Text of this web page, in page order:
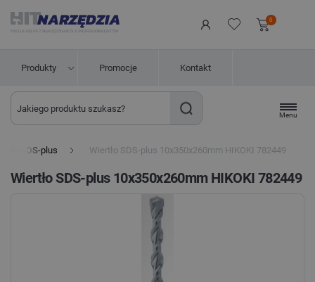
0
Produkty Promocje Kontakt
Menu
SDS-plus Wiertło SDS-plus 10x350x260mm HIKOKI 782449
Wiertło SDS-plus 10x350x260mm HIKOKI 782449